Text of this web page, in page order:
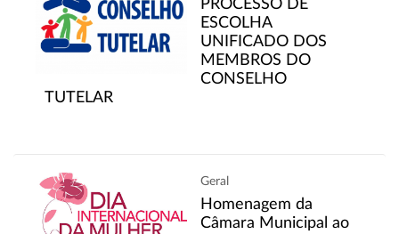
PROCESSO DE
ESCOLHA
UNIFICADO DOS
MEMBROS DO
CONSELHO
TUTELAR
Geral
Homenagem da
Câmara Municipal ao